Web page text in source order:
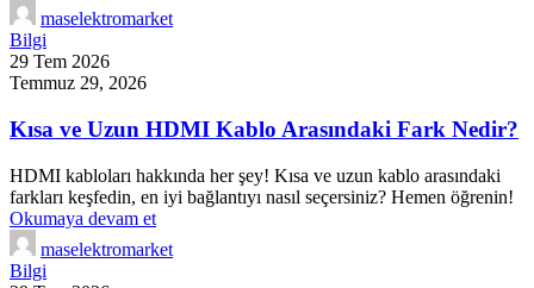
maselektromarket
Bilgi
29 Tem 2026
Temmuz 29, 2026
Kısa ve Uzun HDMI Kablo Arasındaki Fark Nedir?
HDMI kabloları hakkında her şey! Kısa ve uzun kablo arasındaki
farkları keşfedin, en iyi bağlantıyı nasıl seçersiniz? Hemen öğrenin!
Okumaya devam et
maselektromarket
Bilgi